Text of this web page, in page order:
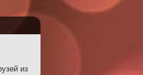
из